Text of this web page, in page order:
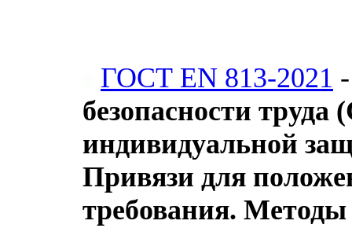
ГОСТ EN 813-2021
безопасности
индивидуальной
Привязи для
требования.